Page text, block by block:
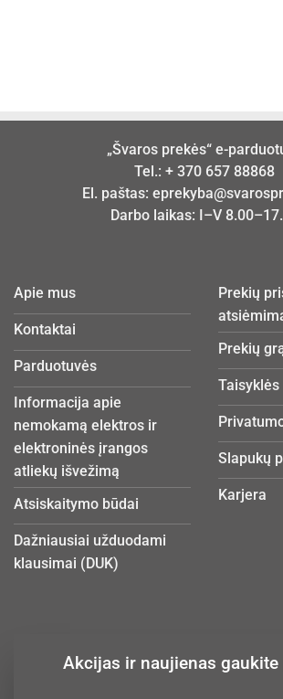
„Švaros prekės“ e-
Tel.: + 370 657 88868
El. paštas:
Darbo laikas: I–V
Apie mus
Kontaktai
Parduotuvės
Informacija apie
nemokamą elektros ir
elektroninės įrangos
atliekų išvežimą
Atsiskaitymo būdai
Dažniausiai užduodami
klausimai (DUK)
Prekių
Prekių
Taisyklės
Slapukų
Karjera
Akcijas ir naujienas